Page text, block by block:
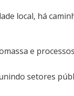
local, há
e
setores